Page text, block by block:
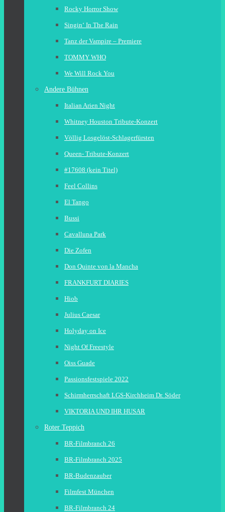
Rocky Horror Show
Singin‘ In The Rain
Tanz der Vampire – Premiere
TOMMY WHO
We Will Rock You
Andere Bühnen
Italian Arien Night
Whitney Houston Tribute-Konzert
Völlig Losgelöst-Schlagerfürsten
Queen- Tribute-Konzert
#17608 (kein Titel)
Feel Collins
El Tango
Bussi
Cavalluna Park
Die Zofen
Don Quinte von la Mancha
FRANKFURT DIARIES
Hiob
Julius Caesar
Holyday on Ice
Night Of Freestyle
Oiss Guade
Passionsfestspiele 2022
Schirmherrschaft LGS-Kirchheim Dr. Söder
VIKTORIA UND IHR HUSAR
Roter Teppich
BR-Filmbranch 26
BR-Filmbranch 2025
BR-Budenzauber
Filmfest München
BR-Filmbranch 24